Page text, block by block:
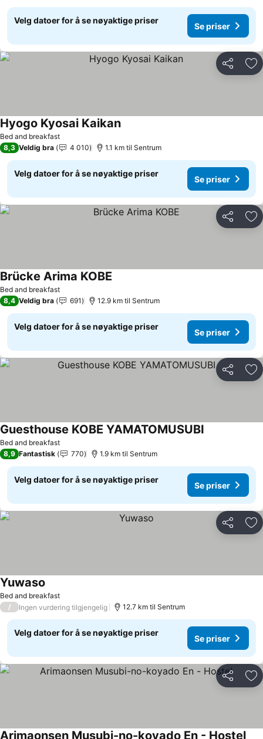
Velg datoer for å se nøyaktige priser
Se priser
Del
Bed and breakfast
Hyogo Kyosai KaikanSe priser
8,3 Veldig bra 4 010 1.1 km til Sentrum
Velg datoer for å se nøyaktige priser
Se priser
Del
Bed and breakfast
Brücke Arima KOBE
8,4 Veldig bra 691 12.9 km til Sentrum
Velg datoer for å se nøyaktige priser
Se priser
Del
Bed and breakfast
Guesthouse KOBE YAMATOMUSUBI
8,9 Fantastisk 770 1.9 km til Sentrum
Velg datoer for å se nøyaktige priser
Se priser
Del
Bed and breakfast
Yuwaso
/ Ingen vurdering tilgjengelig 12.7 km til Sentrum
Velg datoer for å se nøyaktige priser
Se priser
Del
Arimaonsen Musubi-no-koyado En - Hostel